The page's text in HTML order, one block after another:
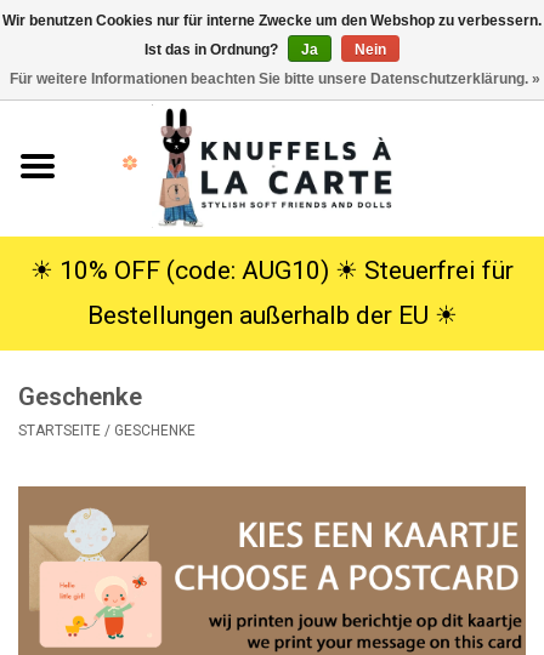
Kuscheltiere
SALE
Info
Lookbooks
☀︎ 10% OFF (code: AUG10) ☀︎ Steuerfrei für
Bestellungen außerhalb der EU ☀︎
Geschenke
STARTSEITE / GESCHENKE
Wir benutzen Cookies nur für interne Zwecke um den Webshop zu verbessern.
Ist das in Ordnung?
Ja
Nein
Für weitere Informationen beachten Sie bitte unsere Datenschutzerklärung. »